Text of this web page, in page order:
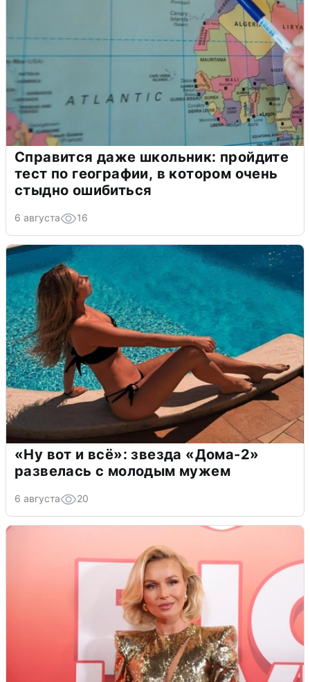
Справится даже школьник: пройдите
тест по географии, в котором очень
стыдно ошибиться
6 августа 16
«Ну вот и всё»: звезда «Дома-2»
развелась с молодым мужем
6 августа 20